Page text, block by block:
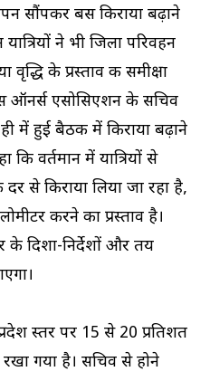
सौंपकर बस किराया बढ़ाने
ने भी जिला परिवहन
के प्रस्ताव की समीक्षा
ऑनर्स एसोसिएशन के सचिव
में हुई बैठक में किराया बढ़ाने
कि वर्तमान में यात्रियों से
दर से किराया लिया जा रहा है,
करने का प्रस्ताव है।
के दिशा-निर्देशों और तय
स्तर पर 15 से 20 प्रतिशत
रखा गया है। सचिव से होने